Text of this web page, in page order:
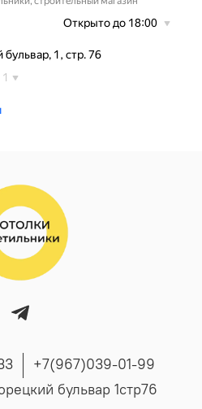
+7(967)039-01-99
бульвар 1стр76